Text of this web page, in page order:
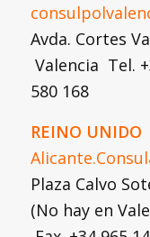
Avda. Cortes
Valencia Tel.
580 168
REINO UNIDO
Plaza Calvo
(No hay en